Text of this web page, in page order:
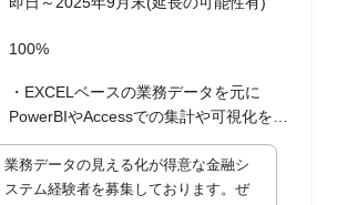
100%
・EXCELベースの業務データを元に
PowerBIやAccessでの集計や可視化を実
施(0.5人月)
・顧客PJの決裁/発注/契約などの各種手
続き支援(0.5人月)
業務データの見える化が得意な金融シ
ステム経験者を募集しております。ぜ